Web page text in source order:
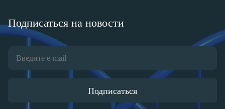
Подписаться на новости
Подписаться